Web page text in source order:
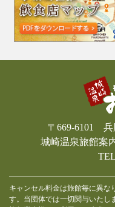
〒669-6101 兵
城崎温泉旅館案
キャンセル料金は旅館毎に異な
す。当団体では一切関与いたし